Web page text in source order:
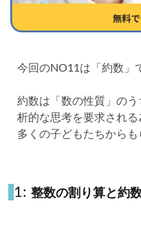
今回のNO11は「約数」
約数は「数の性質」の
析的な思考を要求され
多くの子どもたちからも
1: 整数の割り算と約